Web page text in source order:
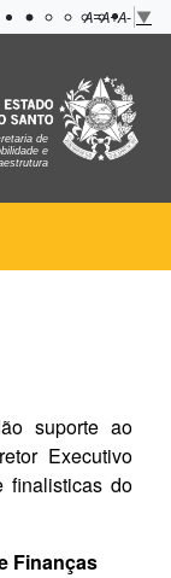
Acessibilidade
Aplicar
A=A+A- ▼
de
e
suporte ao
Executivo
finalisticas do
Finanças